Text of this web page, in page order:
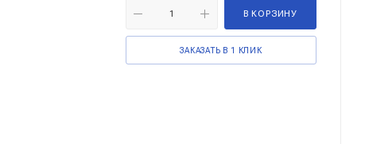
В КОРЗИНУ
ЗАКАЗАТЬ В 1 КЛИК